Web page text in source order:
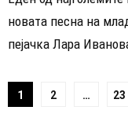
новата песна на
пејачка Лара
Навигација
1 2 … 23